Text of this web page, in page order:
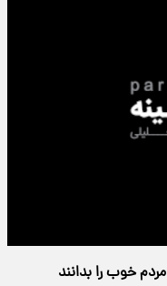
خوب را بدانند